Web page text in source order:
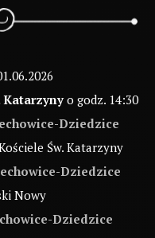
Katarzynyo godz. 14:30
Dziedzice
Św. Katarzyny
Dziedzice
Nowy
Dziedzice